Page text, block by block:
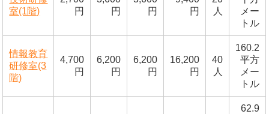
室(1階)
円
円
円
円
人
メー
トル
情報教育
研修室(3
階)
4,700
円
6,200
円
6,200
円
16,200
円
40
人
160.2
平方
メー
トル
62.9